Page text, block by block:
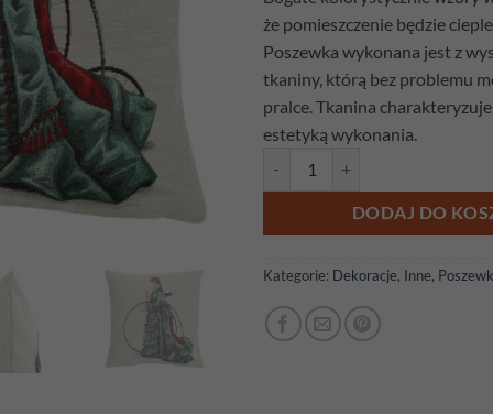
że pomieszczenie będzie
Poszewka wykonana jest z
tkaniny, którą bez problemu
pralce. Tkanina
estetyką wykonania.
DODAJ DO
Kategorie: Dekoracje, Inne,